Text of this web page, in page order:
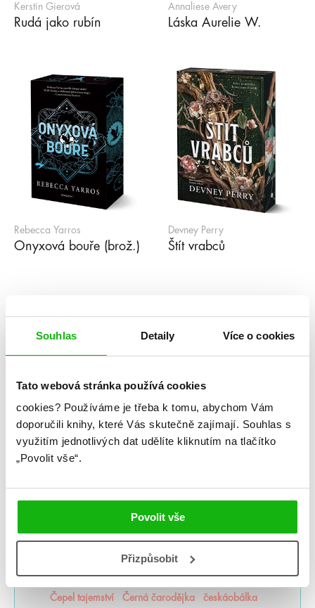
Souhlas Detaily Více o cookies
Tato webová stránka používá cookies
cookies? Používáme je třeba k tomu, abychom Vám
doporučili knihy, které Vás skutečně zajímají. Souhlas s
využitím jednotlivých dat udělíte kliknutím na tlačítko
„Povolit vše“.
Povolit vše
Přizpůsobit
Kerstin Gierová
Rudá jako rubín
Annaliese Avery
Láska Aurelie W.
Rebecca Yarros
Onyxová bouře (brož.)
Devney Perry
Štít vrabců
Série
#humbookpodcast After
Akademie Arcana
Akademie Dunbridge
Akademie snové analýzy
Akta Illuminae
Alchymistova šifra
Alenka v říši zombií
Americká princezna
Better than the Movies
Bez naděje
Bez šance
Bohemian Royals
Bouřná vrána
Božští rivalové
Čarodějka
Čarodějovy Hodiny
Čepel tajemství
Černá čarodějka
českáobálka